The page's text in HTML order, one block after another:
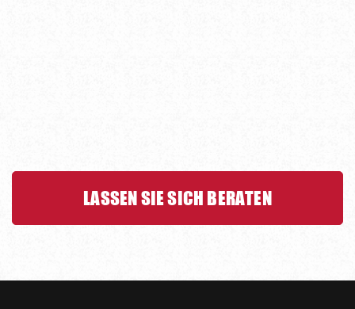
LASSEN SIE SICH BERATEN